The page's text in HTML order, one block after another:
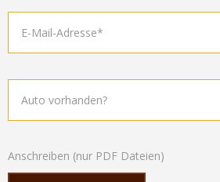
Anschreiben (nur PDF Dateien)